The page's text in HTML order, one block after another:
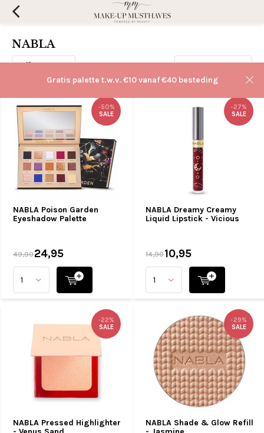
Gratis palette t.w.v. €10 vanaf €40 besteding
NABLA
Filters
NABLA Poison Garden
Eyeshadow Palette
-50%
SALE
49,9024,95
NABLA Dreamy Creamy
Liquid Lipstick - Vicious
-27%
SALE
14,9010,95
NABLA Pressed Highlighter
-22%
SALE
NABLA Shade & Glow Refill
-29%
SALE